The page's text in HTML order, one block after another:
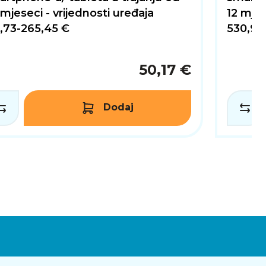
na uređajima sa serijskim pogreškama
- vrijednosti uređaja
265,45 €
50,17 €
Dodaj
12